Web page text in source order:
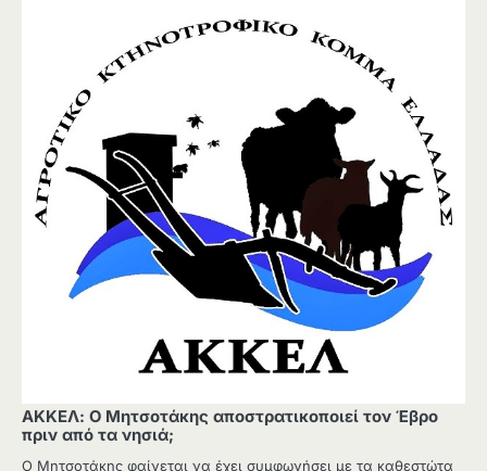
ΑΚΚΕΛ: Ο Μητσοτάκης αποστρατικοποιεί τον Έβρο
πριν από τα νησιά;
Ο Μητσοτάκης φαίνεται να έχει συμφωνήσει με τα καθεστώτα